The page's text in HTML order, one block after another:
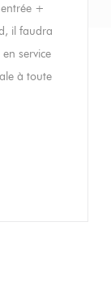
+
il faudra
service
à toute